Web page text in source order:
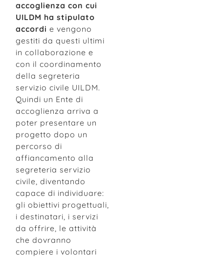
accoglienza con cui
UILDM ha stipulato
accordi e vengono
gestiti da questi ultimi
in collaborazione e
con il coordinamento
della segreteria
servizio civile UILDM.
Quindi un Ente di
accoglienza arriva a
poter presentare un
progetto dopo un
percorso di
affiancamento alla
segreteria servizio
civile, diventando
capace di individuare:
gli obiettivi progettuali,
i destinatari, i servizi
da offrire, le attività
che dovranno
compiere i volontari